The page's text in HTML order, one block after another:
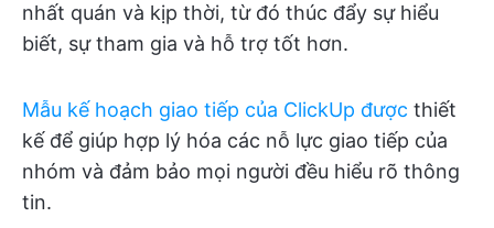
nhất quán và kịp thời, từ đó thúc đẩy sự hiểu
biết, sự tham gia và hỗ trợ tốt hơn.
Mẫu kế hoạch giao tiếp của ClickUp được thiết
kế để giúp hợp lý hóa các nỗ lực giao tiếp của
nhóm và đảm bảo mọi người đều hiểu rõ thông
tin.